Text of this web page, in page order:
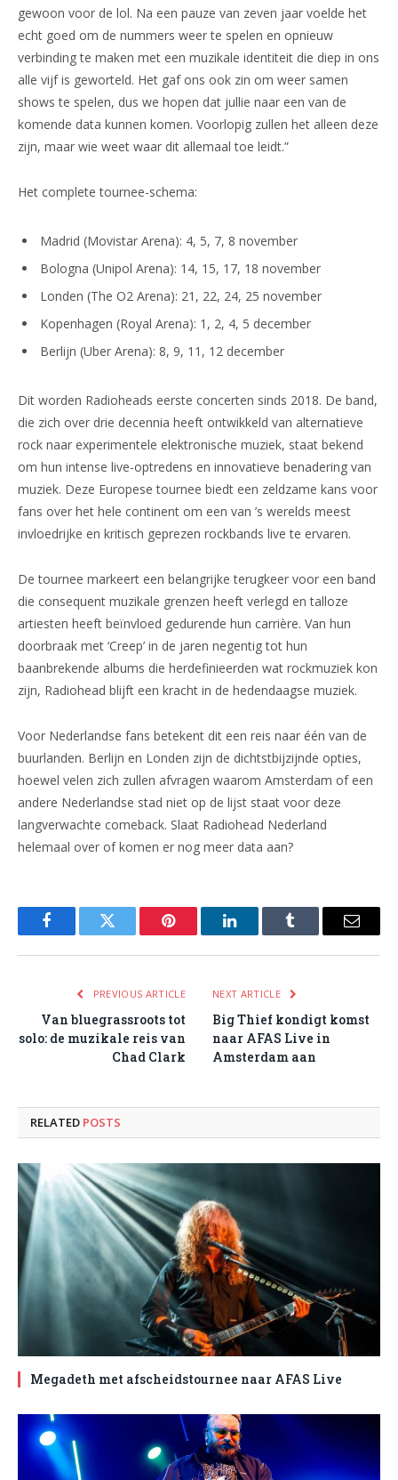
gewoon voor de lol. Na een pauze van zeven jaar voelde het
echt goed om de nummers weer te spelen en opnieuw
verbinding te maken met een muzikale identiteit die diep in ons
alle vijf is geworteld. Het gaf ons ook zin om weer samen
shows te spelen, dus we hopen dat jullie naar een van de
komende data kunnen komen. Voorlopig zullen het alleen deze
zijn, maar wie weet waar dit allemaal toe leidt.”
Het complete tournee-schema:
Madrid (Movistar Arena): 4, 5, 7, 8 november
Bologna (Unipol Arena): 14, 15, 17, 18 november
Londen (The O2 Arena): 21, 22, 24, 25 november
Kopenhagen (Royal Arena): 1, 2, 4, 5 december
Berlijn (Uber Arena): 8, 9, 11, 12 december
Dit worden Radioheads eerste concerten sinds 2018. De band,
die zich over drie decennia heeft ontwikkeld van alternatieve
rock naar experimentele elektronische muziek, staat bekend
om hun intense live-optredens en innovatieve benadering van
muziek. Deze Europese tournee biedt een zeldzame kans voor
fans over het hele continent om een van ’s werelds meest
invloedrijke en kritisch geprezen rockbands live te ervaren.
De tournee markeert een belangrijke terugkeer voor een band
die consequent muzikale grenzen heeft verlegd en talloze
artiesten heeft beïnvloed gedurende hun carrière. Van hun
doorbraak met ‘Creep’ in de jaren negentig tot hun
baanbrekende albums die herdefinieerden wat rockmuziek kon
zijn, Radiohead blijft een kracht in de hedendaagse muziek.
Voor Nederlandse fans betekent dit een reis naar één van de
buurlanden. Berlijn en Londen zijn de dichtstbijzijnde opties,
hoewel velen zich zullen afvragen waarom Amsterdam of een
andere Nederlandse stad niet op de lijst staat voor deze
langverwachte comeback. Slaat Radiohead Nederland
helemaal over of komen er nog meer data aan?
FacebookTwitter Pinterest LinkedInTumblr Email
PREVIOUS ARTICLE
Van bluegrassroots tot
solo: de muzikale reis van
Chad Clark
NEXT ARTICLE
Big Thief kondigt komst
naar AFAS Live in
Amsterdam aan
RELATED POSTS
Megadeth met afscheidstournee naar AFAS Live